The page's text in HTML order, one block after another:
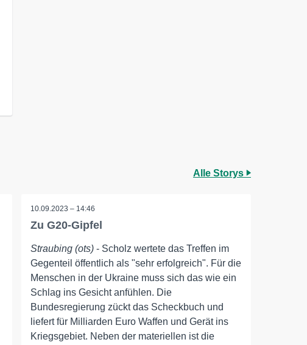
Alle Storys
10.09.2023 – 14:46
Zu G20-Gipfel
Straubing (ots) - Scholz wertete das Treffen im
Gegenteil öffentlich als "sehr erfolgreich". Für die
Menschen in der Ukraine muss sich das wie ein
Schlag ins Gesicht anfühlen. Die
Bundesregierung zückt das Scheckbuch und
liefert für Milliarden Euro Waffen und Gerät ins
Kriegsgebiet. Neben der materiellen ist die